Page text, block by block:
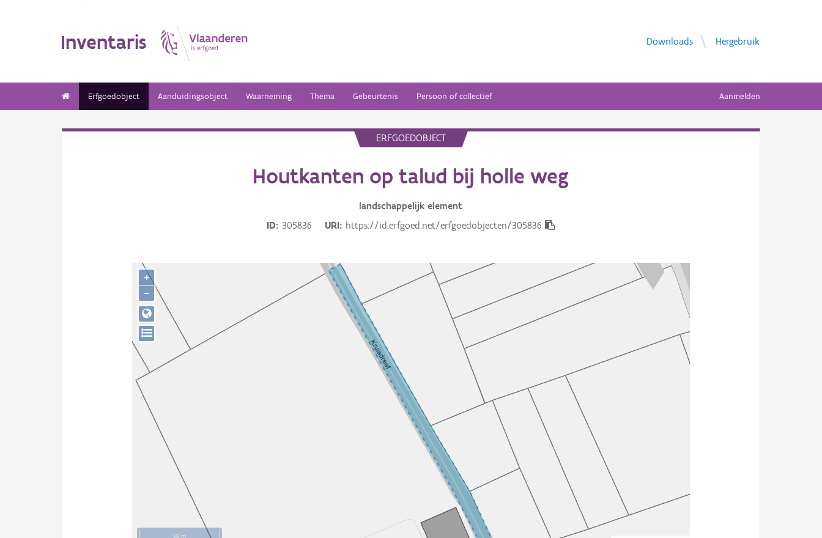
Inventaris Downloads Hergebruik
Erfgoedobject Aanduidingsobject Waarneming Thema Gebeurtenis Persoon of collectief Aanmelden
ERFGOEDOBJECT
Houtkanten op talud bij holle weg
landschappelijk element
ID
305836 URI https://id.erfgoed.net/erfgoedobjecten/305836
50 m
+
−